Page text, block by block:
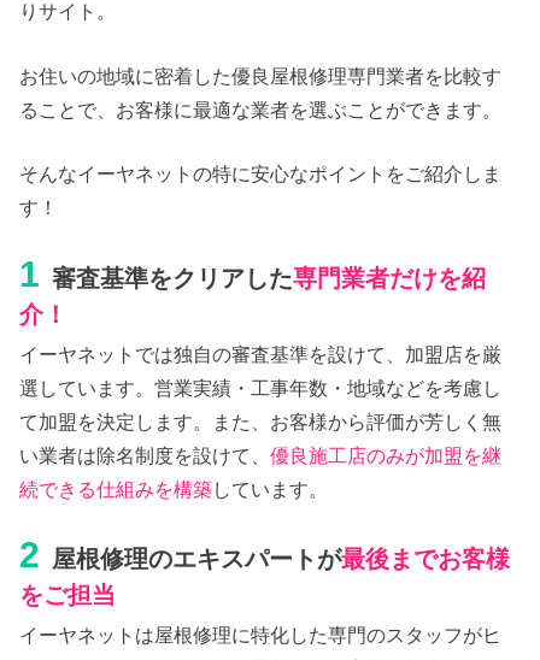
りサイト。
お住いの地域に密着した優良屋根修理専門業者を比較す
ることで、お客様に最適な業者を選ぶことができます。
そんなイーヤネットの特に安心なポイントをご紹介しま
す！
1 審査基準をクリアした専門業者だけを紹
介！
イーヤネットでは独自の審査基準を設けて、加盟店を厳
選しています。営業実績・工事年数・地域などを考慮し
て加盟を決定します。また、お客様から評価が芳しく無
い業者は除名制度を設けて、優良施工店のみが加盟を継
続できる仕組みを構築しています。
2 屋根修理のエキスパートが最後までお客様
をご担当
イーヤネットは屋根修理に特化した専門のスタッフがヒ